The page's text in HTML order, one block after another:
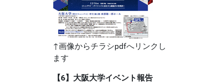
↑画像からチラシpdfへリンクし
ます
【6】大阪大学イベント報告